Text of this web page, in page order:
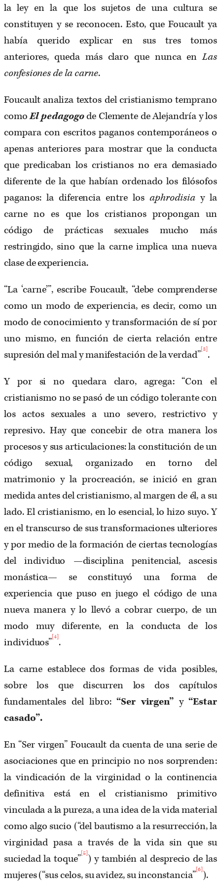
la ley en la que los sujetos de una cultura se
constituyen y se reconocen. Esto, que Foucault ya
había querido explicar en sus tres tomos
anteriores, queda más claro que nunca enLas
confesiones de la carne.
Foucault analiza textos del cristianismo temprano
comoEl pedagogode Clemente de Alejandría y los
compara con escritos paganos contemporáneos o
apenas anteriores para mostrar que la conducta
que predicaban los cristianos no era demasiado
diferente de la que habían ordenado los filósofos
paganos: la diferencia entre losaphrodisiay la
carne no es que los cristianos propongan un
código de prácticas sexuales mucho más
restringido, sino que la carne implica una nueva
clase de experiencia.
“La ‘carne’”, escribe Foucault, “debe comprenderse
como un modo de experiencia, es decir, como un
modo de conocimiento y transformación de sí por
uno mismo, en función de cierta relación entre
supresión del mal y manifestación de la verdad”[3] .
Y por si no quedara claro, agrega: “Con el
cristianismo no se pasó de un código tolerante con
los actos sexuales a uno severo, restrictivo y
represivo. Hay que concebir de otra manera los
procesos y sus articulaciones: la constitución de un
código sexual, organizado en torno del
matrimonio y la procreación, se inició en gran
medida antes del cristianismo, al margen de él, a su
lado. El cristianismo, en lo esencial, lo hizo suyo. Y
en el transcurso de sus transformaciones ulteriores
y por medio de la formación de ciertas tecnologías
del individuo —disciplina penitencial, ascesis
monástica— se constituyó una forma de
experiencia que puso en juego el código de una
nueva manera y lo llevó a cobrar cuerpo, de un
modo muy diferente, en la conducta de los
individuos”[4] .
La carne establece dos formas de vida posibles,
sobre los que discurren los dos capítulos
fundamentales del libro:“Ser virgen”y“Estar
casado”.
En “Ser virgen” Foucault da cuenta de una serie de
asociaciones que en principio no nos sorprenden:
la vindicación de la virginidad o la continencia
definitiva está en el cristianismo primitivo
vinculada a la pureza, a una idea de la vida material
como algo sucio (“del bautismo a la resurrección, la
virginidad pasa a través de la vida sin que su
suciedad la toque”[5] ) y también al desprecio de las
mujeres (“sus celos, su avidez, su inconstancia”[6] ).